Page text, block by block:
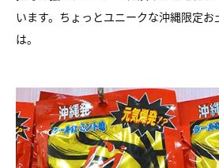
います。ちょっとユニークな沖縄限定お
は。